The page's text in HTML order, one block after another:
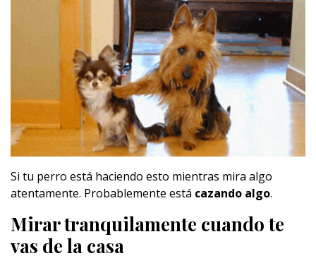
Si tu perro está haciendo esto mientras mira algo
atentamente. Probablemente está cazando algo.
Mirar tranquilamente cuando te
vas de la casa